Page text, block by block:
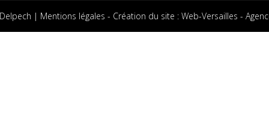
| Mentions légales - Création du site : Web-Versailles -